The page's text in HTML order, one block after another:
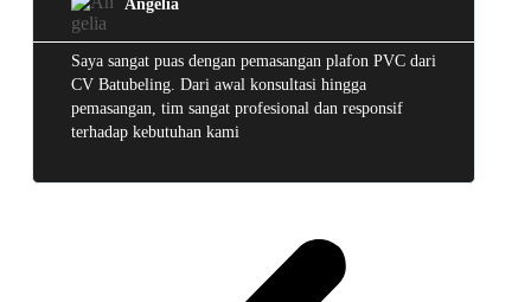
Angelia
Saya sangat puas dengan pemasangan plafon PVC dari
CV Batubeling. Dari awal konsultasi hingga
pemasangan, tim sangat profesional dan responsif
terhadap kebutuhan kami